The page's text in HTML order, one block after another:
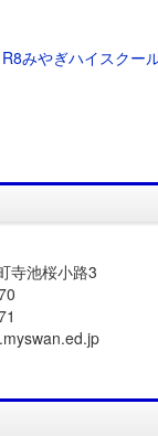
R8みやぎハイスクー
寺池桜小路3